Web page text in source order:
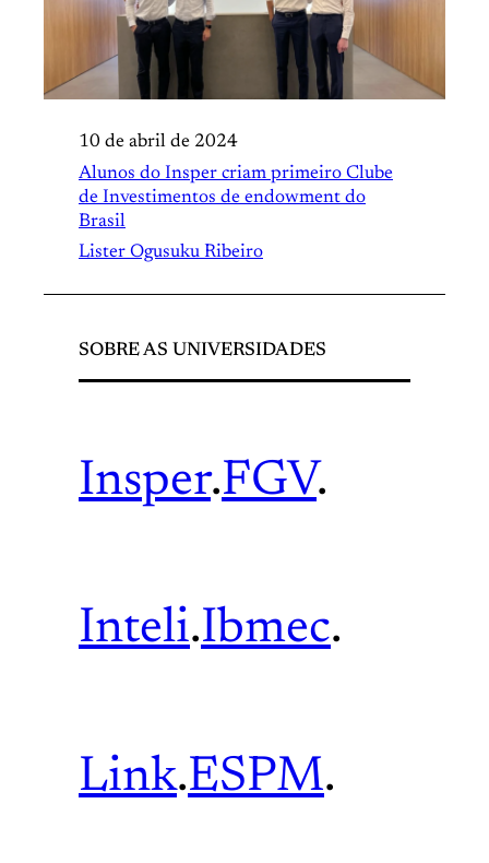
10 de abril de 2024
Alunos do Insper criam primeiro Clube
de Investimentos de endowment do
Brasil
Lister Ogusuku Ribeiro
SOBRE AS UNIVERSIDADES
Insper.FGV.
Inteli.Ibmec.
Link.ESPM.